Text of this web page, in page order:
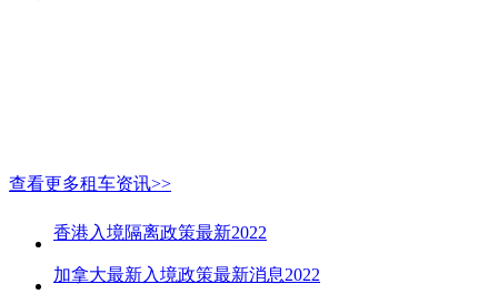
查看更多租车资讯>>
香港入境隔离政策最新2022
加拿大最新入境政策最新消息2022